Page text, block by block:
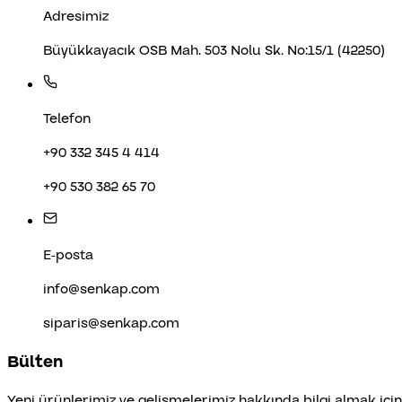
Adresimiz
Büyükkayacık OSB Mah. 503 Nolu Sk. No:15/1 (42250)
Telefon
+90 332 345 4 414
+90 530 382 65 70
E-posta
info@senkap.com
siparis@senkap.com
Bülten